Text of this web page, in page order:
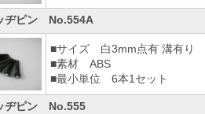
ヂピン No.554A
■サイズ 白3mm点有 溝有り
■素材 ABS
■最小単位 6本1セット
ヂピン No.555